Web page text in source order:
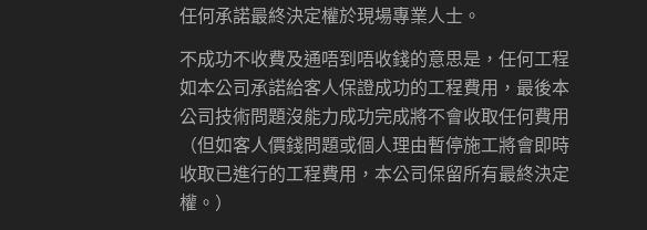
任何承諾最終決定權於現場專業人士。
不成功不收費及通唔到唔收錢的意思是，任何工程
如本公司承諾給客人保證成功的工程費用，最後本
公司技術問題沒能力成功完成將不會收取任何費用
（但如客人價錢問題或個人理由暫停施工將會即時
收取已進行的工程費用，本公司保留所有最終決定
權。）